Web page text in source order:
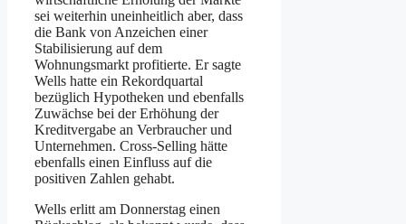
sei weiterhin uneinheitlich aber, dass
die Bank von Anzeichen einer
Stabilisierung auf dem
Wohnungsmarkt profitierte. Er sagte
Wells hatte ein Rekordquartal
bezüglich Hypotheken und ebenfalls
Zuwächse bei der Erhöhung der
Kreditvergabe an Verbraucher und
Unternehmen. Cross-Selling hätte
ebenfalls einen Einfluss auf die
positiven Zahlen gehabt.
Wells erlitt am Donnerstag einen